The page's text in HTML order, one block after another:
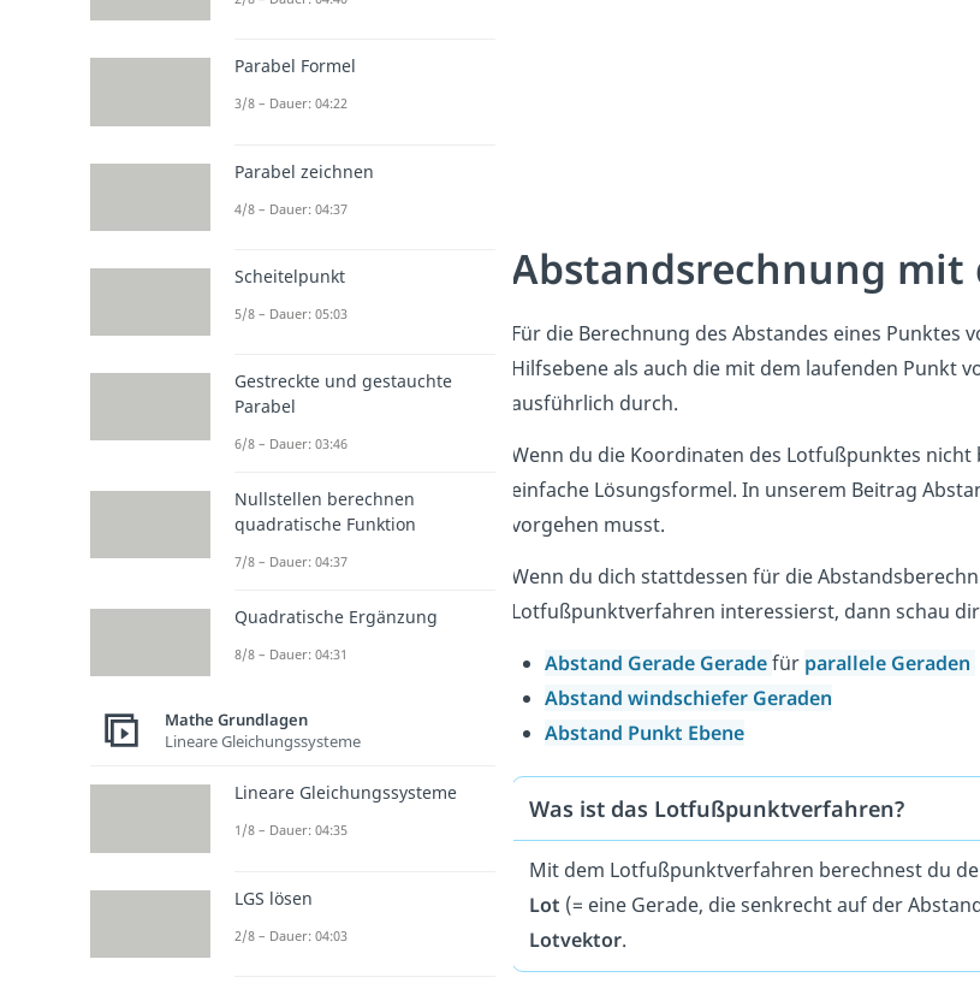
Abstandsrechnung
Für die Berechnung des Abstandes eines
Hilfsebene als auch die mit dem laufenden Punkt
ausführlich durch.
Wenn du die Koordinaten des Lotfußpunktes
einfache Lösungsformel. In unserem Beitrag
vorgehen musst.
Wenn du dich stattdessen für die
Lotfußpunktverfahren interessierst, dann schau
Abstand Gerade Geradefür parallele Geraden
Abstand windschiefer Geraden
Abstand Punkt Ebene
Was ist das Lotfußpunktverfahren?
Mit dem Lotfußpunktverfahren berechnest du
Lot (= eine Gerade, die senkrecht auf der
Lotvektor.
Parabel Formel
3/8 – Dauer: 04:22
Parabel zeichnen
4/8 – Dauer: 04:37
Scheitelpunkt
5/8 – Dauer: 05:03
Gestreckte und gestauchte
Parabel
6/8 – Dauer: 03:46
Nullstellen berechnen
quadratische Funktion
7/8 – Dauer: 04:37
Quadratische Ergänzung
8/8 – Dauer: 04:31
Mathe Grundlagen
Lineare Gleichungssysteme
Lineare Gleichungssysteme
1/8 – Dauer: 04:35
LGS lösen
2/8 – Dauer: 04:03